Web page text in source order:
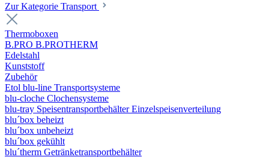
Zur Kategorie Transport
Thermoboxen
B.PRO B.PROTHERM
Edelstahl
Kunststoff
Zubehör
Etol blu-line Transportsysteme
blu-cloche Clochensysteme
blu-tray Speisentransportbehälter Einzelspeisenverteilung
blu´box beheizt
blu´box unbeheizt
blu´box gekühlt
blu´therm Getränketransportbehälter